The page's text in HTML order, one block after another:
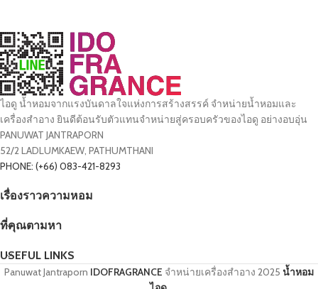
ไอดู น้ำหอมจากแรงบันดาลใจแห่งการสร้างสรรค์ จำหน่ายน้ำหอมและ
เครื่องสำอาง ยินดีต้อนรับตัวแทนจำหน่ายสู่ครอบครัวของไอดู อย่างอบอุ่น
PANUWAT JANTRAPORN
52/2 LADLUMKAEW, PATHUMTHANI
PHONE: (+66) 083-421-8293
เรื่องราวความหอม
ที่คุณตามหา
USEFUL LINKS
Panuwat Jantraporn IDOFRAGRANCE จำหน่ายเครื่องสำอาง 2025 น้ำหอม